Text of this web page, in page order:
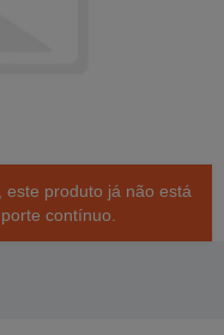
este produto já não está
contínuo.